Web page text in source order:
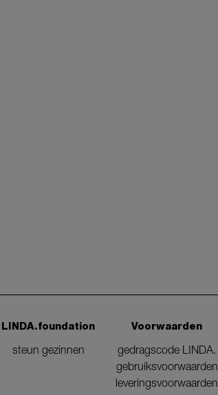
LINDA.foundation
steun gezinnen
Voorwaarden
gedragscode LINDA.
gebruiksvoorwaarden
leveringsvoorwaarden